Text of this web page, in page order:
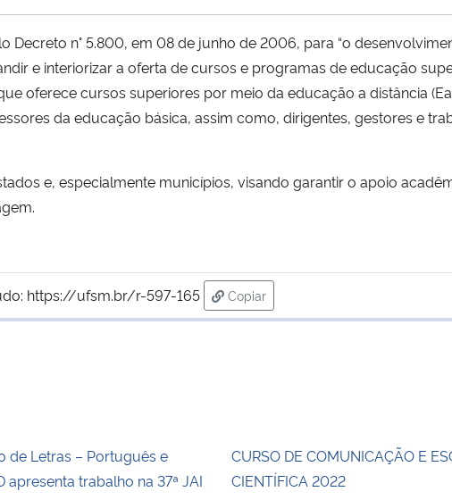
Decreto n° 5.800, em 08 de junho de 2006, para “o
e interiorizar a oferta de cursos e programas de educação
oferece cursos superiores por meio da educação a distância
da educação básica, assim como, dirigentes, gestores e
e, especialmente municípios, visando garantir o apoio
https://ufsm.br/r-597-165
Copiar
para área de transferência
de Letras – Português e
apresenta trabalho na 37ª JAI
CURSO DE COMUNICAÇÃO E
CIENTÍFICA 2022